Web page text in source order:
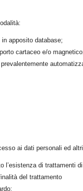
apposito database;
cartaceo e/o
ai dati personali ed
l’esistenza di trattamenti
del trattamento